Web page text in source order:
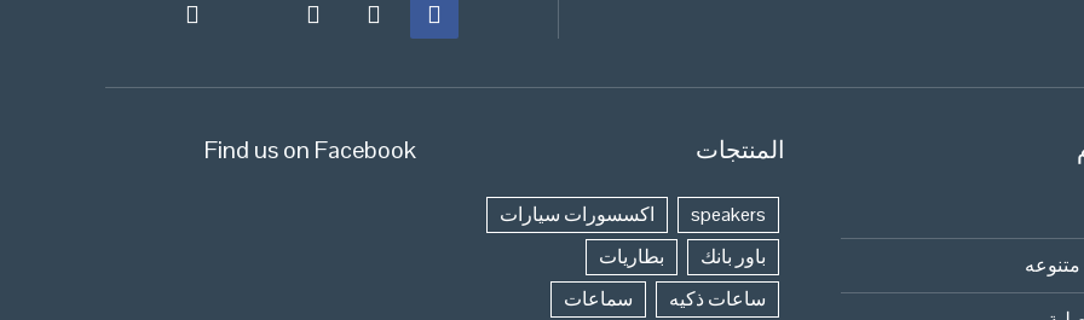
المنتجات
speakers
اكسسورات سيارات
باور بانك
بطاريات
ساعات ذكيه
سماعات
Find us on Facebook